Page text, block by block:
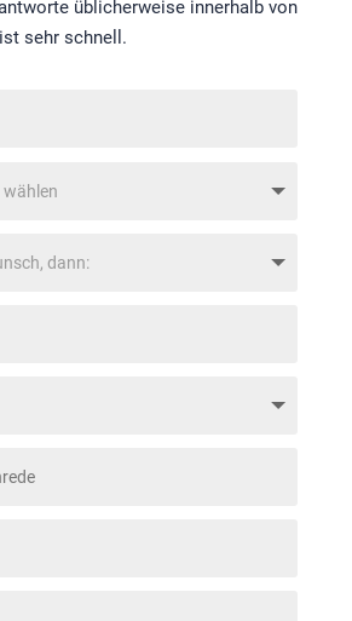
üblicherweise innerhalb von
sehr schnell.